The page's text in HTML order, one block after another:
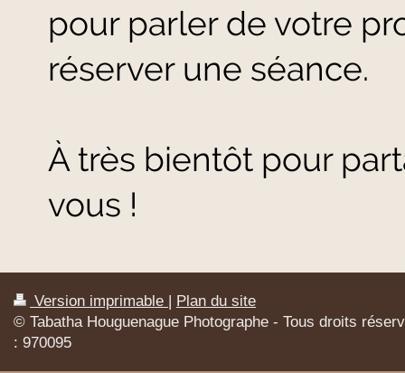
pour parler de votre
réserver une séance.
À très bientôt pour
vous !
Version imprimable
Plan du site
© Tabatha Houguenague Photographe - Tous droits
: 970095